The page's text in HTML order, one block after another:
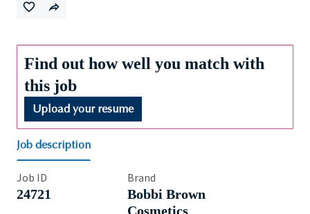
Find out how well you match with
this job
Upload your resume
Job description
Job ID
24721
Brand
Bobbi Brown
Cosmetics